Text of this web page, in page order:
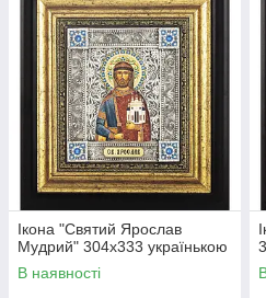
Ікона "Святий Ярослав
Мудрий" 304x333 українькою
В наявності